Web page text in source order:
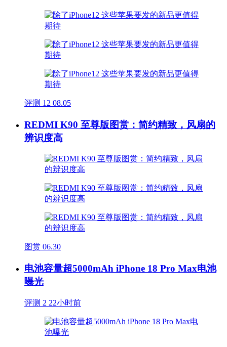
评测 12 08.05
REDMI K90 至尊版图赏：简约精致，风扇的
辨识度高
图赏 06.30
电池容量超5000mAh iPhone 18 Pro Max电池
曝光
评测 2 22小时前